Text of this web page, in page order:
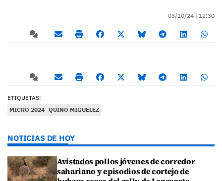
03/10/24 | 12:30
ETIQUETAS:
MICRO 2024 QUINO MIGUELEZ
NOTICIAS DE HOY
Avistados pollos jóvenes de corredor
sahariano y episodios de cortejo de